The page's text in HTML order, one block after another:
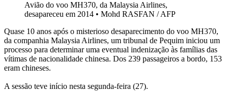
Avião do voo MH370, da Malaysia Airlines,
desapareceu em 2014 • Mohd RASFAN / AFP
Quase 10 anos após o misterioso desaparecimento do voo MH370,
da companhia Malaysia Airlines, um tribunal de Pequim iniciou um
processo para determinar uma eventual indenização às famílias das
vítimas de nacionalidade chinesa. Dos 239 passageiros a bordo, 153
eram chineses.
A sessão teve início nesta segunda-feira (27).